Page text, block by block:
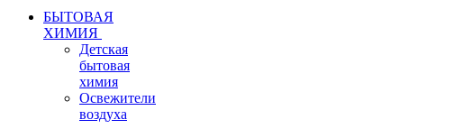
БЫТОВАЯ
ХИМИЯ
Детская
бытовая
химия
Освежители
воздуха